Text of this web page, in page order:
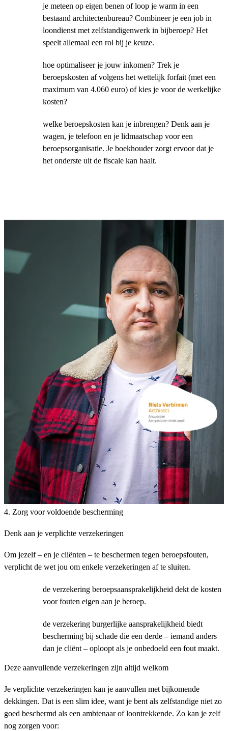
je meteen op eigen benen of loop je warm in een
bestaand architectenbureau? Combineer je een job in
loondienst met zelfstandigenwerk in bijberoep? Het
speelt allemaal een rol bij je keuze.
hoe optimaliseer je jouw inkomen? Trek je
beroepskosten af volgens het wettelijk forfait (met een
maximum van 4.060 euro) of kies je voor de werkelijke
kosten?
welke beroepskosten kan je inbrengen? Denk aan je
wagen, je telefoon en je lidmaatschap voor een
beroepsorganisatie. Je boekhouder zorgt ervoor dat je
het onderste uit de fiscale kan haalt.
4. Zorg voor voldoende bescherming
Denk aan je verplichte verzekeringen
Om jezelf – en je cliënten – te beschermen tegen beroepsfouten,
verplicht de wet jou om enkele verzekeringen af te sluiten.
de verzekering beroepsaansprakelijkheid dekt de kosten
voor fouten eigen aan je beroep.
de verzekering burgerlijke aansprakelijkheid biedt
bescherming bij schade die een derde – iemand anders
dan je cliënt – oploopt als je onbedoeld een fout maakt.
Deze aanvullende verzekeringen zijn altijd welkom
Je verplichte verzekeringen kan je aanvullen met bijkomende
dekkingen. Dat is een slim idee, want je bent als zelfstandige niet zo
goed beschermd als een ambtenaar of loontrekkende. Zo kan je zelf
nog zorgen voor: